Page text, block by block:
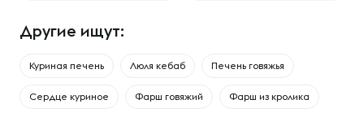
Другие ищут:
Куриная печень Люля кебаб Печень говяжья
Сердце куриное Фарш говяжий Фарш из кролика